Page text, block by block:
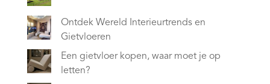
Ontdek Wereld Interieurtrends en
Gietvloeren
Een gietvloer kopen, waar moet je op
letten?